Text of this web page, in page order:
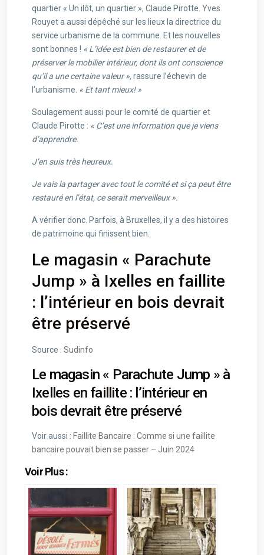
quartier « Un ilôt, un quartier », Claude Pirotte. Yves
Rouyet a aussi dépêché sur les lieux la directrice du
service urbanisme de la commune. Et les nouvelles
sont bonnes ! « L’idée est bien de restaurer et de
préserver le mobilier intérieur, dont ils ont conscience
qu’il a une certaine valeur »,rassure l’échevin de
l’urbanisme. « Et tant mieux! »
Soulagement aussi pour le comité de quartier et
Claude Pirotte : « C’est une information que je viens
d’apprendre.
J’en suis très heureux.
Je vais la partager avec tout le comité et si ça peut être
restauré en l’état, ce serait merveilleux ».
A vérifier donc. Parfois, à Bruxelles, il y a des histoires
de patrimoine qui finissent bien.
Le magasin « Parachute
Jump » à Ixelles en faillite
: l’intérieur en bois devrait
être préservé
Source : Sudinfo
Le magasin « Parachute Jump » à
Ixelles en faillite : l’intérieur en
bois devrait être préservé
Voir aussi : Faillite Bancaire : Comme si une faillite
bancaire pouvait bien se passer – Juin 2024
Voir Plus :